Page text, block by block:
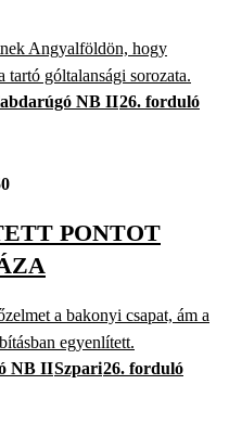
Angyalföldön, hogy
góltalansági sorozata.
NB II26. forduló
PONTOT
a bakonyi csapat, ám a
egyenlített.
NB IISzpari26. forduló